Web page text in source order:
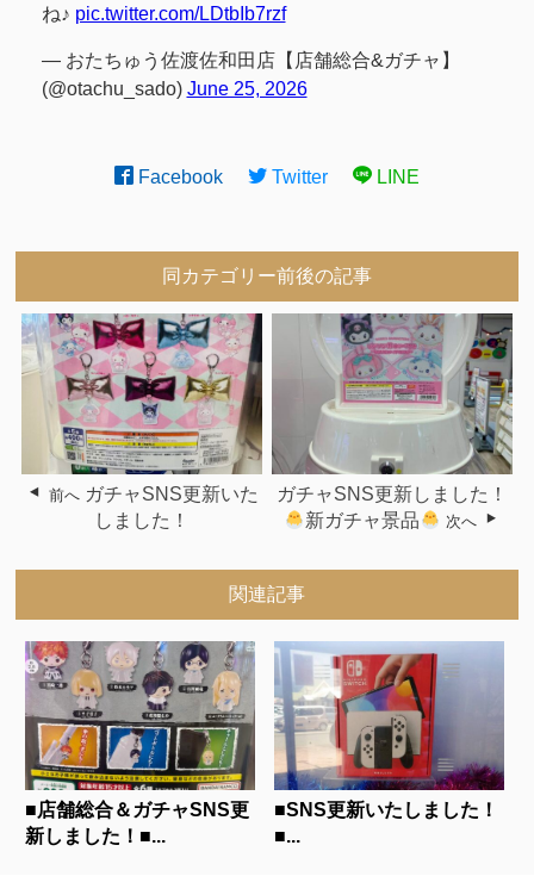
ね♪ pic.twitter.com/LDtbIb7rzf
— おたちゅう佐渡佐和田店【店舗総合&ガチャ】
(@otachu_sado) June 25, 2026
Facebook Twitter LINE
同カテゴリー前後の記事
前へ ガチャSNS更新いた
しました！
ガチャSNS更新しました！
新ガチャ景品
次へ
関連記事
■店舗総合＆ガチャSNS更
新しました！■...
■SNS更新いたしました！
■...